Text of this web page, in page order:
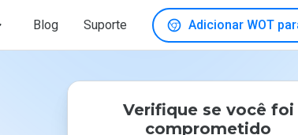
Blog Suporte Adicionar WOT
Verifique se você foi
comprometido